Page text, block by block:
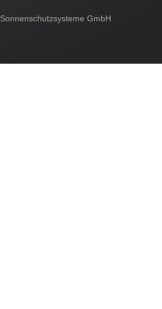
GmbH